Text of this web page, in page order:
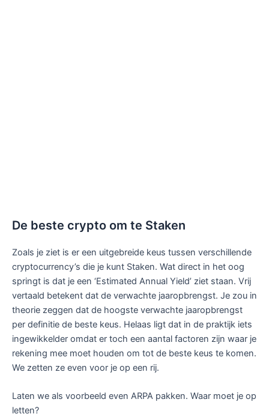
De beste crypto om te Staken
Zoals je ziet is er een uitgebreide keus tussen verschillende
cryptocurrency’s die je kunt Staken. Wat direct in het oog
springt is dat je een ‘Estimated Annual Yield’ ziet staan. Vrij
vertaald betekent dat de verwachte jaaropbrengst. Je zou in
theorie zeggen dat de hoogste verwachte jaaropbrengst
per definitie de beste keus. Helaas ligt dat in de praktijk iets
ingewikkelder omdat er toch een aantal factoren zijn waar je
rekening mee moet houden om tot de beste keus te komen.
We zetten ze even voor je op een rij.
Laten we als voorbeeld even ARPA pakken. Waar moet je op
letten?